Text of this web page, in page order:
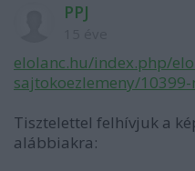
PPJ
elolanc.hu/index.php/
sajtokoezlemeny/
Tisztelettel felhívjuk a
alábbiakra: